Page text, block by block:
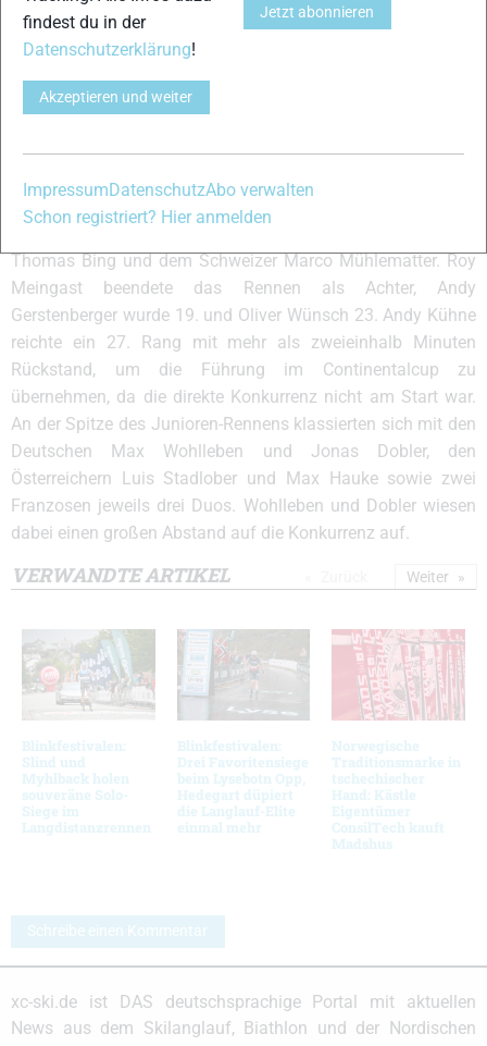
Wagner belegten die Ränge sechs und sieben.
Nach gesundheitlichen Problemen bestritten Jens Filbrich
einmal einen abschließenden Formtest unter
Rennbedingungen. Filbrich entschied das Rennen mit 17
Sekunden Vorsprung vor Tscharnke für sich. Dritter wurde
der im WM-Aufgebot stehende Italiener Giovanni Gullo vor
Thomas Bing und dem Schweizer Marco Mühlematter. Roy
Meingast beendete das Rennen als Achter, Andy
Gerstenberger wurde 19. und Oliver Wünsch 23. Andy Kühne
reichte ein 27. Rang mit mehr als zweieinhalb Minuten
Rückstand, um die Führung im Continentalcup zu
übernehmen, da die direkte Konkurrenz nicht am Start war.
An der Spitze des Junioren-Rennens klassierten sich mit den
Deutschen Max Wohlleben und Jonas Dobler, den
Österreichern Luis Stadlober und Max Hauke sowie zwei
Franzosen jeweils drei Duos. Wohlleben und Dobler wiesen
dabei einen großen Abstand auf die Konkurrenz auf.
VERWANDTE ARTIKEL
Blinkfestivalen:
Slind und
Myhlback holen
souveräne Solo-
Siege im
Langdistanzrennen
Blinkfestivalen:
Drei Favoritensiege
beim Lysebotn Opp,
Hedegart düpiert
die Langlauf-Elite
einmal mehr
Norwegische
Traditionsmarke in
tschechischer
Hand: Kästle
Eigentümer
ConsilTech kauft
Madshus
Weiter
Schreibe einen Kommentar
xc-ski.de ist DAS deutschsprachige Portal mit aktuellen
News aus dem Skilanglauf, Biathlon und der Nordischen
findest du in der
Datenschutzerklärung!
Akzeptieren und weiter
Jetzt abonnieren
ImpressumDatenschutzAbo verwalten
Schon registriert? Hier anmelden